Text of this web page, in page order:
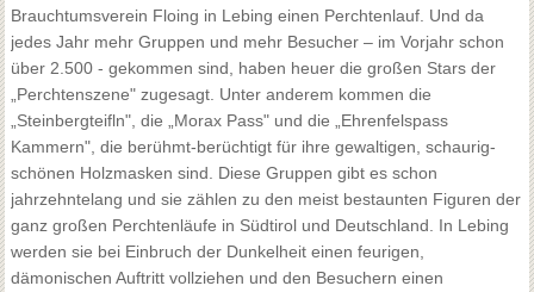
Brauchtumsverein Floing in Lebing einen Perchtenlauf. Und da
jedes Jahr mehr Gruppen und mehr Besucher – im Vorjahr schon
über 2.500 - gekommen sind, haben heuer die großen Stars der
„Perchtenszene" zugesagt. Unter anderem kommen die
„Steinbergteifln", die „Morax Pass" und die „Ehrenfelspass
Kammern", die berühmt-berüchtigt für ihre gewaltigen, schaurig-
schönen Holzmasken sind. Diese Gruppen gibt es schon
jahrzehntelang und sie zählen zu den meist bestaunten Figuren der
ganz großen Perchtenläufe in Südtirol und Deutschland. In Lebing
werden sie bei Einbruch der Dunkelheit einen feurigen,
dämonischen Auftritt vollziehen und den Besuchern einen